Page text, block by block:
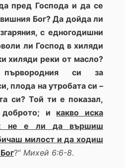
пред Господа и да се
Бог? Да дойда ли
с едногодишни
ли Господ в хиляди
хиляди реки от масло?
си за
плода на утробата си –
си? Той ти е показал,
доброто; и какво иска
не е ли да вършиш
милост и да ходиш
?“ Михей 6:6-8.